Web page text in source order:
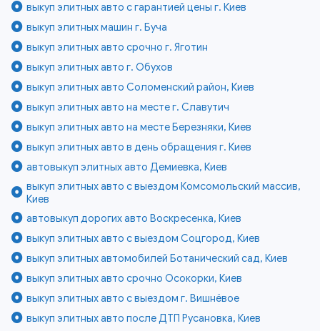
выкуп элитных авто с гарантией цены г. Киев
выкуп элитных машин г. Буча
выкуп элитных авто срочно г. Яготин
выкуп элитных авто г. Обухов
выкуп элитных авто Соломенский район, Киев
выкуп элитных авто на месте г. Славутич
выкуп элитных авто на месте Березняки, Киев
выкуп элитных авто в день обращения г. Киев
автовыкуп элитных авто Демиевка, Киев
выкуп элитных авто с выездом Комсомольский массив,
Киев
автовыкуп дорогих авто Воскресенка, Киев
выкуп элитных авто с выездом Соцгород, Киев
выкуп элитных автомобилей Ботанический сад, Киев
выкуп элитных авто срочно Осокорки, Киев
выкуп элитных авто с выездом г. Вишнёвое
выкуп элитных авто после ДТП Русановка, Киев